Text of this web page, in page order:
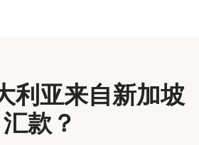
利亚来自新加坡
汇款？